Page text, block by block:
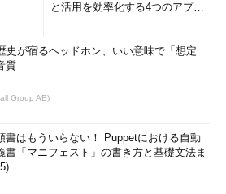
と活用を効率化する4つのアプリ
史が宿るヘッドホン、いい意味で「想定
質
Group AB)
書はもういらない！ Puppetにおける自動
書「マニフェスト」の書き方と基礎文法ま